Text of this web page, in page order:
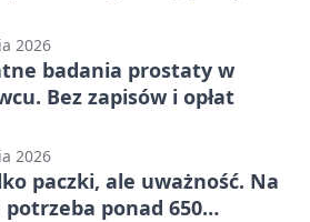
2026
badania prostaty w
Bez zapisów i opłat
2026
paczki, ale uważność. Na
potrzeba ponad 650